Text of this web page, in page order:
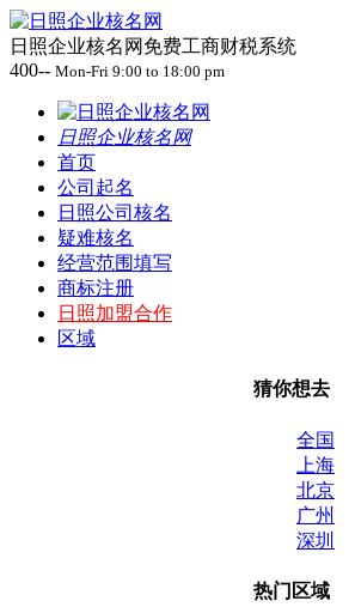
日照企业核名网免费工商财税系统
400-- Mon-Fri 9:00 to 18:00 pm
日照企业核名网
首页
公司起名
日照公司核名
疑难核名
经营范围填写
商标注册
日照加盟合作
区域
猜你想去
全国
上海
北京
广州
深圳
热门区域